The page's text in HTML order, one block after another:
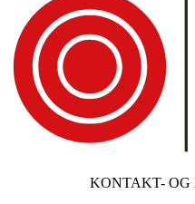
KONTAKT- OG